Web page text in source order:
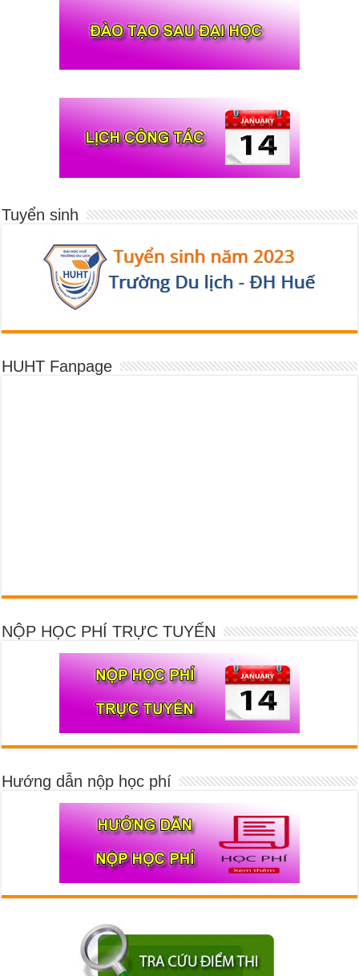
Tuyển sinh
HUHT Fanpage
NỘP HỌC PHÍ TRỰC TUYẾN
Hướng dẫn nộp học phí